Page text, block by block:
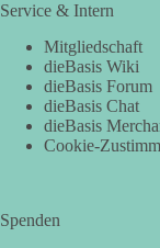
Service & Intern
Mitgliedschaft
dieBasis Wiki
dieBasis Forum
dieBasis Chat
dieBasis
Cookie-
Spenden